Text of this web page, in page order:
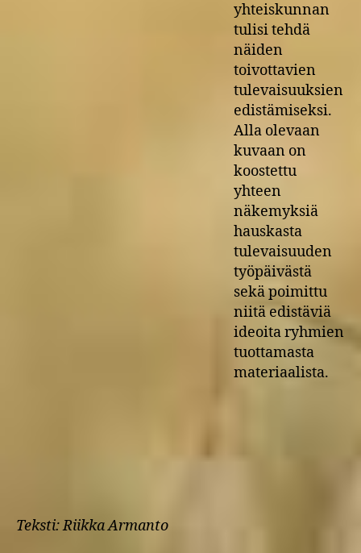
yhteiskunnan
tulisi tehdä
näiden
toivottavien
tulevaisuuksien
edistämiseksi.
Alla olevaan
kuvaan on
koostettu
yhteen
näkemyksiä
hauskasta
tulevaisuuden
työpäivästä
sekä poimittu
niitä edistäviä
ideoita ryhmien
tuottamasta
materiaalista.
Teksti: Riikka Armanto